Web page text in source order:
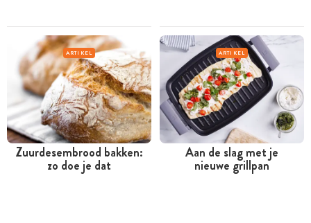
ARTIKEL
Zuurdesembrood bakken:
zo doe je dat
ARTIKEL
Aan de slag met je
nieuwe grillpan